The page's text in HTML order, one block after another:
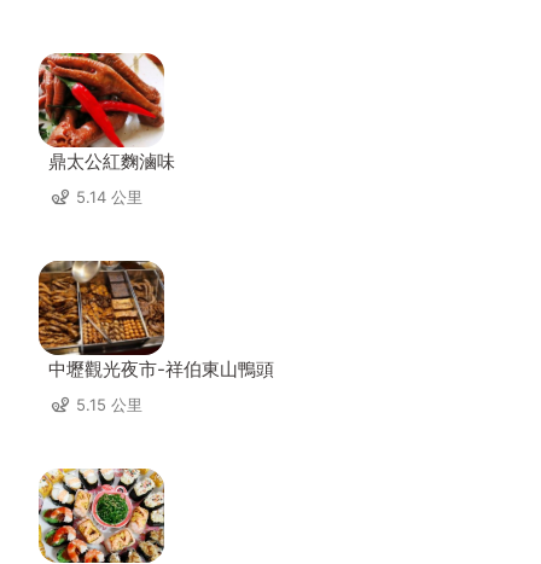
鼎太公紅麴滷味
5.14 公里
中壢觀光夜市-祥伯東山鴨頭
5.15 公里